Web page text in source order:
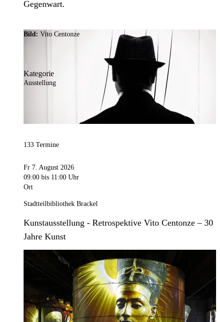
Gegenwart.
Bild: Vito Centonze
Kategorie
Ausstellung
133 Termine
Fr 7. August 2026
09:00 bis 11:00 Uhr
Ort
Stadtteilbibliothek Brackel
Kunstausstellung - Retrospektive Vito Centonze – 30
Jahre Kunst
Culturespaces / Eric Spiller
Kategorie
Ausstellung